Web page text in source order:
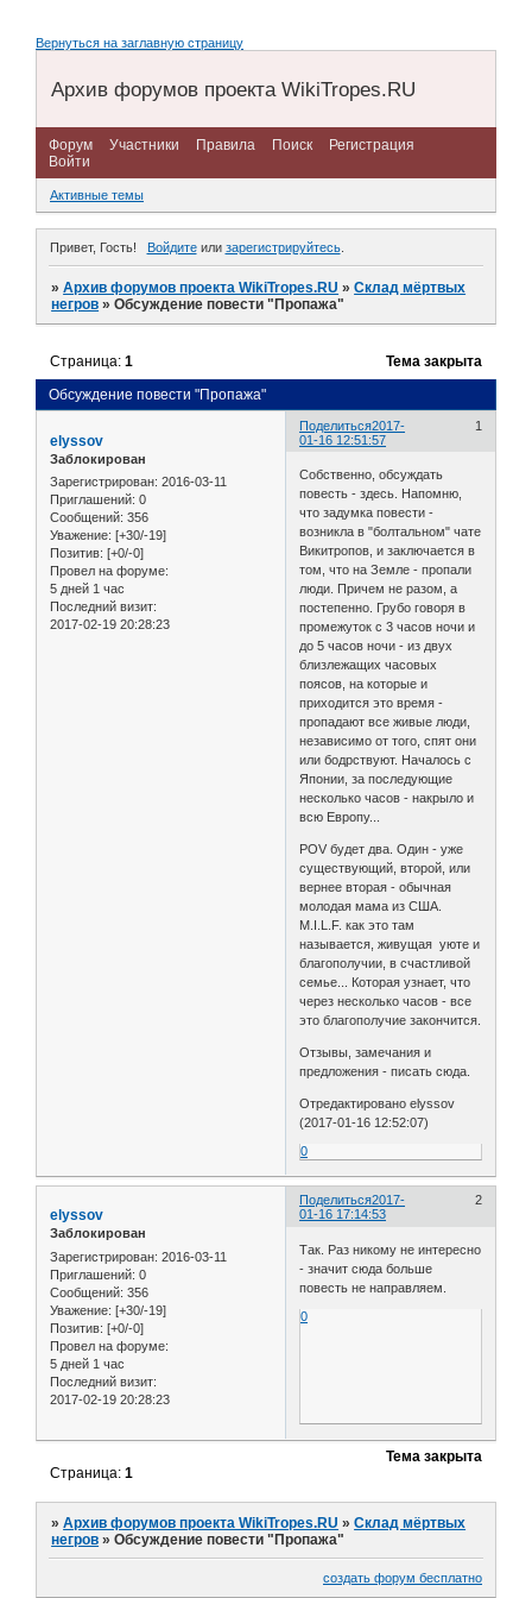
Вернуться на заглавную страницу
Архив форумов проекта WikiTropes.RU
Форум Участники Правила Поиск
Регистрация
Войти
Активные темы
Привет, Гость! Войдитеили зарегистрируйтесь.
»Архив форумов проекта WikiTropes.RU »Склад мёртвых
негров »Обсуждение повести "Пропажа"
Обсуждение повести "Пропажа"
Страница:1 Тема закрыта
Поделиться 1
2017-
01-16 12:51:57
elyssov
Заблокирован
Зарегистрирован: 2016-03-11
Приглашений: 0
Сообщений: 356
Уважение: [+30/-19]
Позитив: [+0/-0]
Провел на форуме:
5 дней 1 час
Последний визит:
2017-02-19 20:28:23
Собственно, обсуждать
повесть - здесь. Напомню,
что задумка повести -
возникла в "болтальном" чате
Викитропов, и заключается в
том, что на Земле - пропали
люди. Причем не разом, а
постепенно. Грубо говоря в
промежуток с 3 часов ночи и
до 5 часов ночи - из двух
близлежащих часовых
поясов, на которые и
приходится это время -
пропадают все живые люди,
независимо от того, спят они
или бодрствуют. Началось с
Японии, за последующие
несколько часов - накрыло и
всю Европу...
POV будет два. Один - уже
существующий, второй, или
вернее вторая - обычная
молодая мама из США.
M.I.L.F. как это там
называется, живущая уюте и
благополучии, в счастливой
семье... Которая узнает, что
через несколько часов - все
это благополучие закончится.
Отзывы, замечания и
предложения - писать сюда.
Отредактировано elyssov
(2017-01-16 12:52:07)
0
Поделиться 2
2017-
01-16 17:14:53
elyssov
Заблокирован
Зарегистрирован: 2016-03-11
Приглашений: 0
Сообщений: 356
Уважение: [+30/-19]
Позитив: [+0/-0]
Провел на форуме:
5 дней 1 час
Последний визит:
2017-02-19 20:28:23
Так. Раз никому не интересно
- значит сюда больше
повесть не направляем.
0
Тема закрыта
Страница:1
»Архив форумов проекта WikiTropes.RU »Склад мёртвых
негров »Обсуждение повести "Пропажа"
создать форум бесплатно